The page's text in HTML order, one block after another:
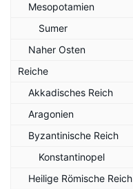
Mesopotamien
Sumer
Naher Osten
Reiche
Akkadisches Reich
Aragonien
Byzantinische Reich
Konstantinopel
Heilige Römische Reich